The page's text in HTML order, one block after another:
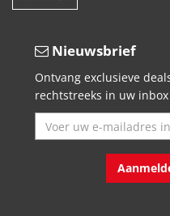
Nieuwsbrief
Ontvang exclusieve
rechtstreeks in uw